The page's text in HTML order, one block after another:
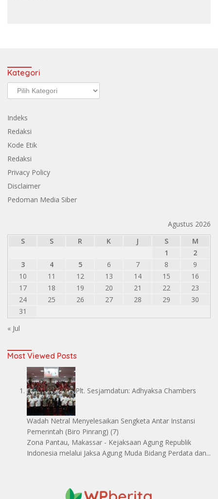
Kategori
Kategori
Indeks
Redaksi
Kode Etik
Redaksi
Privacy Policy
Disclaimer
Pedoman Media Siber
Agustus 2026
S
S R K J S
M
1
2
3
4 5 6 7 8
9
10
11 12 13 14 15
16
17
18 19 20 21 22
23
24
25 26 27 28 29
30
31
« Jul
Most Viewed Posts
Plt. Sesjamdatun: Adhyaksa Chambers
Wadah Netral Menyelesaikan Sengketa Antar Instansi
Pemerintah (Biro Pinrang) (7)
Zona Pantau, Makassar - Kejaksaan Agung Republik
Indonesia melalui Jaksa Agung Muda Bidang Perdata dan...